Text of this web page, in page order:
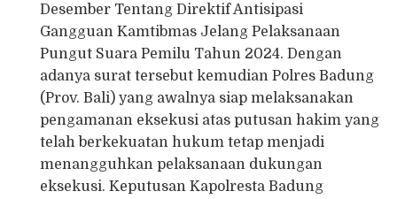
Desember Tentang Direktif Antisipasi
Gangguan Kamtibmas Jelang Pelaksanaan
Pungut Suara Pemilu Tahun 2024. Dengan
adanya surat tersebut kemudian Polres Badung
(Prov. Bali) yang awalnya siap melaksanakan
pengamanan eksekusi atas putusan hakim yang
telah berkekuatan hukum tetap menjadi
menangguhkan pelaksanaan dukungan
eksekusi. Keputusan Kapolresta Badung